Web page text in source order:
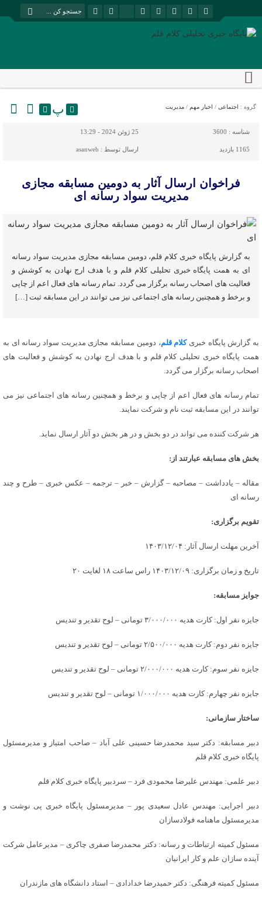
گروه : اجتماعی / اخبار مهم / مدیریت پ
شناسه : 3600 25 ژوئن 2024 - 13:29
1165 بازدید ارسال توسط : asanweb
فراخوان ارسال آثار به دومین مسابقه مجازی
مدیریت سواد رسانه ای
به گزارش پایگاه خبری کلام قلم، دومین مسابقه مجازی مدیریت سواد رسانه
ای به همت پایگاه خبری تحلیلی کلام قلم و با هدف ارج نهادن به کوشش و
فعالیت های اصحاب رسانه برگزار می گردد. تمام رسانه های فعال اعم از چاپی
و برخط و همچنین رسانه های اجتماعی نیز می توانند در این مسابقه ثبت […]
به گزارش پایگاه خبریکلام قلم، دومین مسابقه مجازی مدیریت سواد رسانه ای به
همت پایگاه خبری تحلیلی کلام قلم و با هدف ارج نهادن به کوشش و فعالیت های
اصحاب رسانه برگزار می گردد.
تمام رسانه های فعال اعم از چاپی و برخط و همچنین رسانه های اجتماعی نیز می
توانند در این مسابقه ثبت نام و شرکت نمایند.
هر شرکت کننده می تواند در دو بخش و در هر بخش دو آثار ارسال نماید.
بخش های مسابقه عبارتند از:
مقاله – یادداشت – مصاحبه – گزارش – خبر – ترجمه – عکس خبری – طرح و چند
رسانه ای
تقویم برگزاری:
آخرین مهلت ارسال آثار: ۱۴۰۳/۱۲/۰۴
تاریخ و زمان برگزاری: ۱۴۰۳/۱۲/۰۹ راس ساعت ۱۸ لغایت ۲۰
جوایز مسابقه:
جایزه نفر اول: کارت هدیه ۳/۰۰۰/۰۰۰ تومانی – لوح تقدیر و تندیس
جایزه نفر دوم: کارت هدیه ۲/۵۰۰/۰۰۰ تومانی – لوح تقدیر و تندیس
جایزه نفر سوم: کارت هدیه ۲/۰۰۰/۰۰۰ تومانی – لوح تقدیر و تندیس
جایزه نفر چهارم: کارت هدیه ۱/۰۰۰/۰۰۰ تومانی – لوح تقدیر و تندیس
ساختار سازمانی:
دبیر مسابقه: دکتر سید محمدرضا حسینی علی آباد – صاحب امتیاز و مدیرمسئول
پایگاه خبری کلام قلم
دبیر علمی: مهندس علیرضا محمودی فرد – سردبیر پایگاه خبری کلام قلم
دبیر اجرایی: مهندس عادل سعیدی پور – مدیرمسئول پایگاه خبری پی نوشت و
مدیرمسئول ماهنامه فولادسازان
مسئول کمیته ارتباطات و رسانه: دکتر محمدرضا صفری چاکری – مدیرعامل شرکت
آینده سازان علم و کار ایرانیان
مسئول کمیته فرهنگی: دکتر حمیدرضا خدادادی – استاد دانشگاه های مازندران